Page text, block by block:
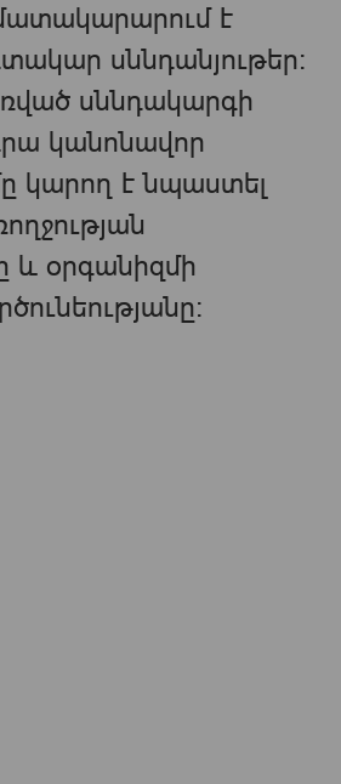
է
սննդանյութեր։
սննդակարգի
կանոնավոր
կարող է նպաստել
օրգանիզմի